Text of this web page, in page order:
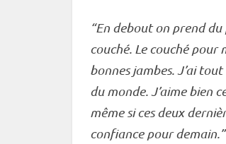
“En debouton prend du
couché. Lecouchépour
bonnes jambes. J’ai
du monde. J’aime bien
même si ces deux
confiance pour demain.”